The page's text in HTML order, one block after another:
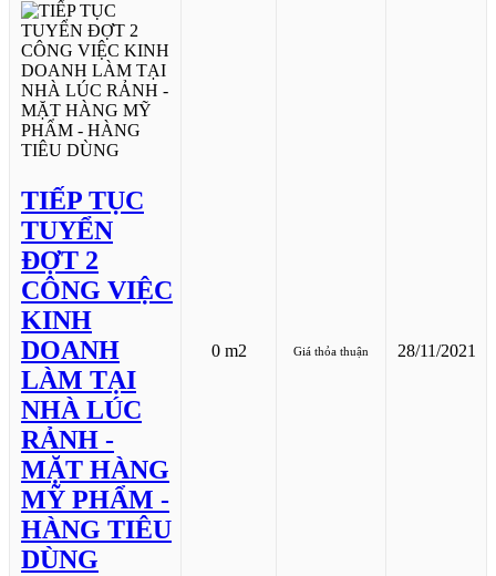
TIẾP TỤC
TUYỂN
ĐỢT 2
CÔNG VIỆC
KINH
DOANH
LÀM TẠI
NHÀ LÚC
RẢNH -
MẶT HÀNG
MỸ PHẨM -
HÀNG TIÊU
DÙNG
0 m2 Giá thỏa thuận 28/11/2021